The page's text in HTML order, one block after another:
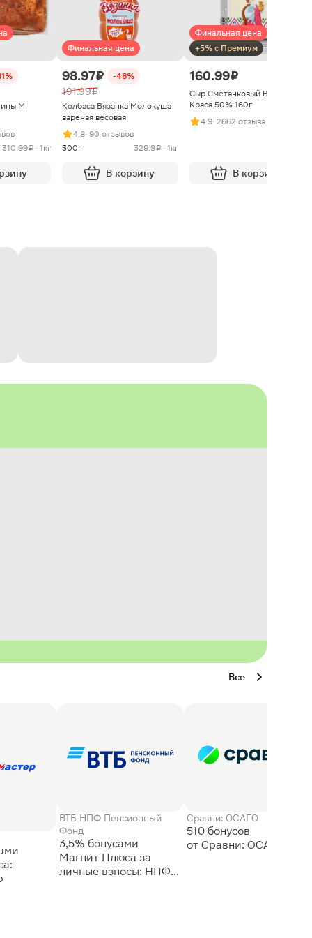
М
310.99 ₽ · 1кг
Финальная цена
98.97 ₽ -48%
191.99 ₽
Колбаса Вязанка Молокуша
вареная весовая
4.8· 90 отзывов
300г
329.9 ₽ · 1кг
В корзину
Финальная цена
+5% с Премиум
160.99 ₽
Сыр Сметанковый Варвара
Краса 50% 160г
4.9· 2662 отзыва
В корзину
Все
ВТБ НПФ Пенсионный
Фонд
3,5% бонусами
Магнит Плюса за
личные взносы: НПФ
Сравни: ОСАГО
510 бонусов